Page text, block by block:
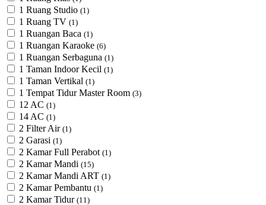
1 Ruang Studio (1)
1 Ruang TV (1)
1 Ruangan Baca (1)
1 Ruangan Karaoke (6)
1 Ruangan Serbaguna (1)
1 Taman Indoor Kecil (1)
1 Taman Vertikal (1)
1 Tempat Tidur Master Room (3)
12 AC (1)
14 AC (1)
2 Filter Air (1)
2 Garasi (1)
2 Kamar Full Perabot (1)
2 Kamar Mandi (15)
2 Kamar Mandi ART (1)
2 Kamar Pembantu (1)
2 Kamar Tidur (11)